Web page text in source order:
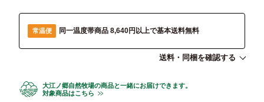
常温便 同一温度帯商品 8,640円以上で基本送料無料
送料・同梱を確認する
大江ノ郷自然牧場の商品と一緒にお届けできます。
対象商品はこちら